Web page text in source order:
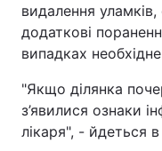
видалення
додаткові
випадках
"Якщо ділянка
з’явилися ознаки
лікаря", - йдеться в